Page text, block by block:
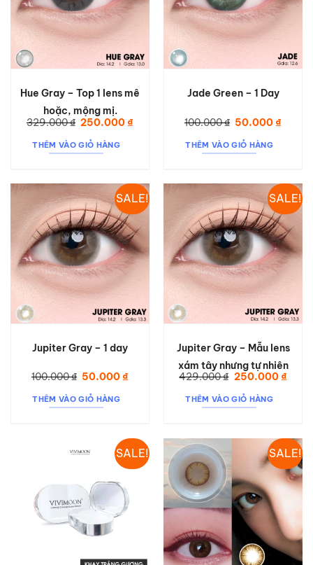
Hue Gray – Top 1 lens mê
hoặc, mộng mị.
329.000₫ Giá
là:
329.000 ₫.
250.000₫Giá
THÊM VÀO GIỎ HÀNG
Jade Green – 1 Day
100.000₫ Giá
là:
100.000 ₫.
50.000₫Giá
THÊM VÀO GIỎ HÀNG
SALE!
Jupiter Gray – 1 day
100.000₫ Giá
là:
100.000 ₫.
50.000₫Giá
THÊM VÀO GIỎ HÀNG
SALE!
Jupiter Gray – Mẫu lens
xám tây nhưng tự nhiên
429.000₫ Giá
là:
429.000 ₫.
250.000₫Giá
THÊM VÀO GIỎ HÀNG
SALE! SALE!